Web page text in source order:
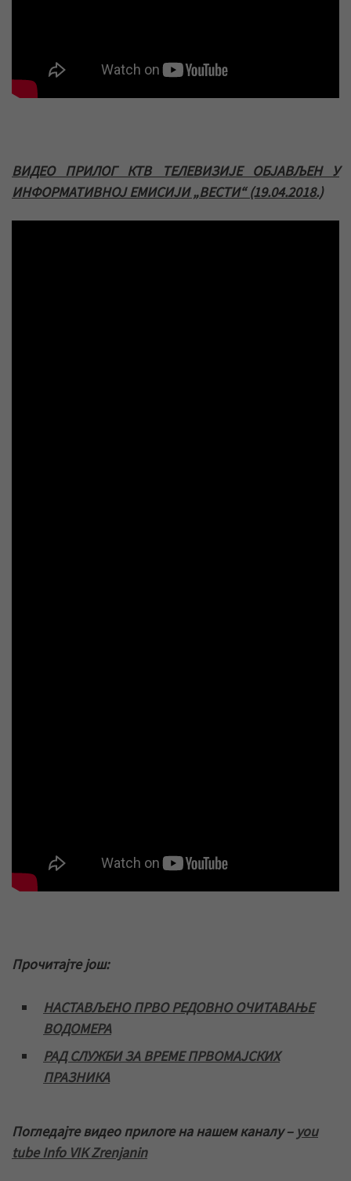
ВИДЕО ПРИЛОГ КТВ ТЕЛЕВИЗИЈЕ ОБЈАВЉЕН У
ИНФОРМАТИВНОЈ ЕМИСИЈИ „ВЕСТИ“ (19.04.2018.)
Прочитајте још:
НАСТАВЉЕНО ПРВО РЕДОВНО ОЧИТАВАЊЕ
ВОДОМЕРА
РАД СЛУЖБИ ЗА ВРЕМЕ ПРВОМАЈСКИХ
ПРАЗНИКА
Погледајте видео прилоге на нашем каналу – you
tube Info VIK Zrenjanin